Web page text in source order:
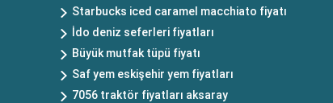
Starbucks iced caramel macchiato fiyatı
İdo deniz seferleri fiyatları
Büyük mutfak tüpü fiyatı
Saf yem eskişehir yem fiyatları
7056 traktör fiyatları aksaray